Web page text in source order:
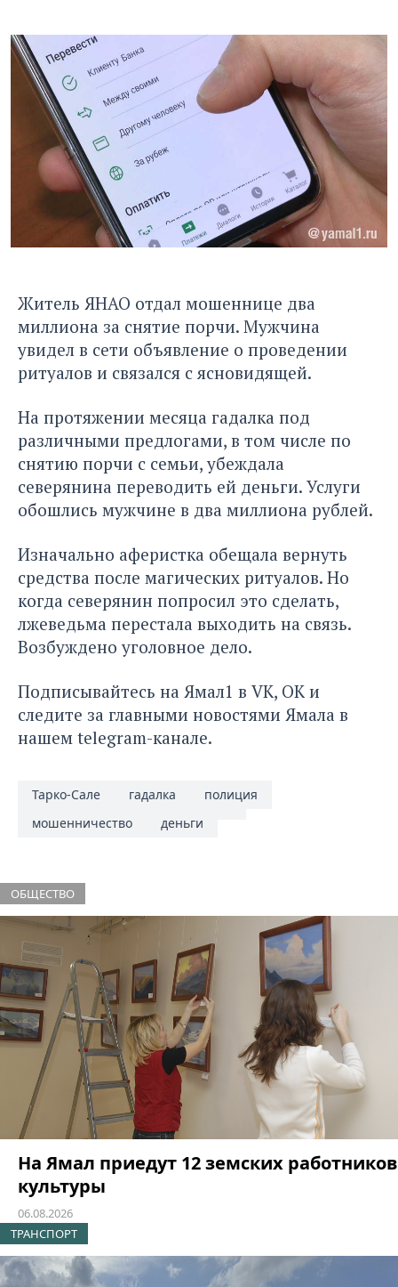
Житель ЯНАО отдал мошеннице два
миллиона за снятие порчи. Мужчина
увидел в сети объявление о проведении
ритуалов и связался с ясновидящей.
На протяжении месяца гадалка под
различными предлогами, в том числе по
снятию порчи с семьи, убеждала
северянина переводить ей деньги. Услуги
обошлись мужчине в два миллиона рублей.
Изначально аферистка обещала вернуть
средства после магических ритуалов. Но
когда северянин попросил это сделать,
лжеведьма перестала выходить на связь.
Возбуждено уголовное дело.
Подписывайтесь на Ямал1 в VK, ОК и
следите за главными новостями Ямала в
нашем telegram-канале.
Тарко-Сале гадалка
полиция
мошенничество
деньги
ОБЩЕСТВО
На Ямал приедут 12 земских работников
культуры
06.08.2026
ТРАНСПОРТ